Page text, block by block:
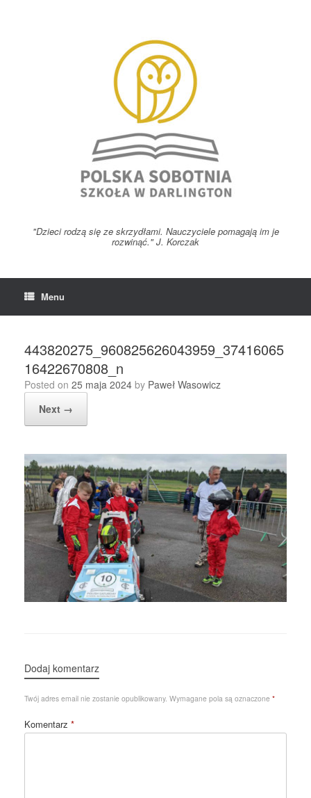
"Dzieci rodzą się ze skrzydłami. Nauczyciele pomagają im je
rozwinąć." J. Korczak
Menu
443820275_960825626043959_37416065
16422670808_n
Posted on 25 maja 2024 by Paweł Wasowicz
Next →
Dodaj komentarz
Twój adres email nie zostanie opublikowany. Wymagane pola są oznaczone *
Komentarz *